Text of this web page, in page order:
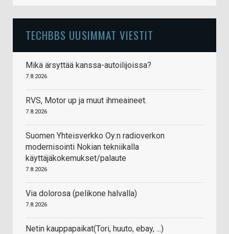
TECHBBS UUSIMMAT VIESTIT
Mikä ärsyttää kanssa-autoilijoissa?
7.8.2026
RVS, Motor up ja muut ihmeaineet.
7.8.2026
Suomen Yhteisverkko Oy:n radioverkon
modernisointi Nokian tekniikalla
käyttäjäkokemukset/palaute
7.8.2026
Via dolorosa (pelikone halvalla)
7.8.2026
Netin kauppapaikat(Tori, huuto, ebay, ...)